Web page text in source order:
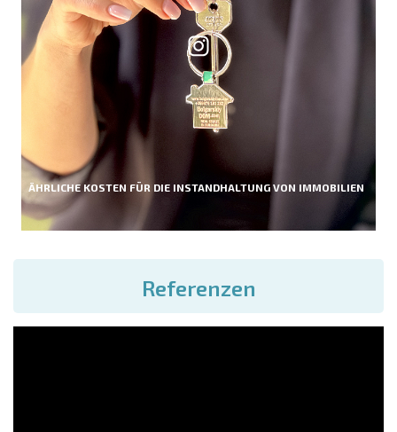
ÄHRLICHE KOSTEN FÜR DIE INSTANDHALTUNG VON IMMOBILIEN
Referenzen